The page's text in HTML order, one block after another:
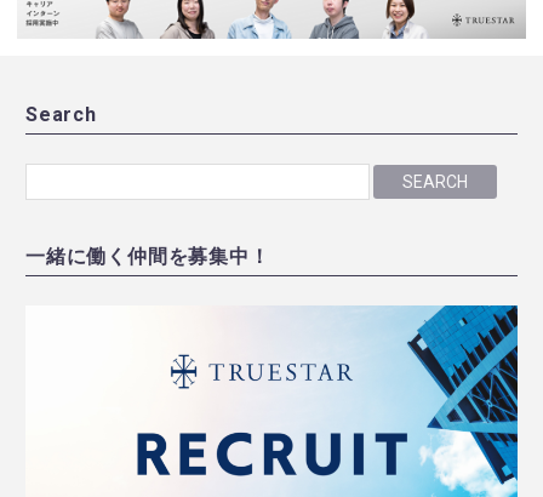
Search
SEARCH
一緒に働く仲間を募集中！